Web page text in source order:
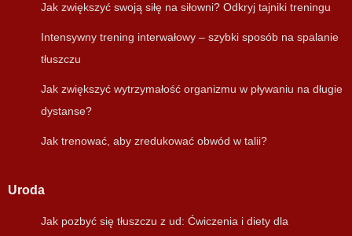
Jak zwiększyć swoją siłę na siłowni? Odkryj tajniki treningu
Intensywny trening interwałowy – szybki sposób na spalanie
tłuszczu
Jak zwiększyć wytrzymałość organizmu w pływaniu na długie
dystanse?
Jak trenować, aby zredukować obwód w talii?
Uroda
Jak pozbyć się tłuszczu z ud: Ćwiczenia i diety dla